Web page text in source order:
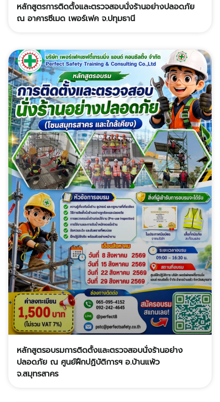
หลักสูตรการติดตั้งและตรวจสอบนั่งร้านอย่างปลอดภัย
ณ อาคารซีเมด เพอร์เฟค จ.ปทุมธานี
หลักสูตรอบรมการติดตั้งและตรวจสอบนั่งร้านอย่าง
ปลอดภัย ณ ศูนย์ฝึกปฏิบัติการฯ อ.บ้านแพ้ว
จ.สมุทรสาคร